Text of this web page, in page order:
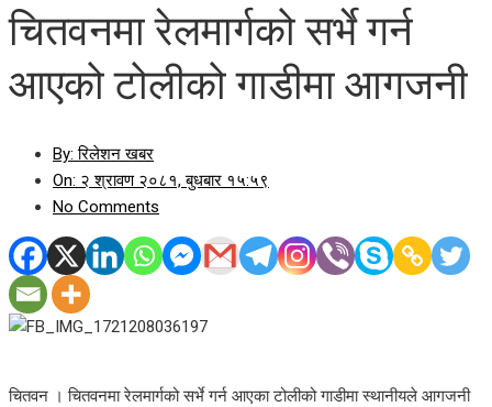
चितवनमा रेलमार्गको सर्भे गर्न
आएको टोलीको गाडीमा आगजनी
By: रिलेशन खबर
On: २ श्रावण २०८१, बुधबार १५:५९
No Comments
चितवन । चितवनमा रेलमार्गको सर्भे गर्न आएका टोलीको गाडीमा स्‍थानीयले आगजनी